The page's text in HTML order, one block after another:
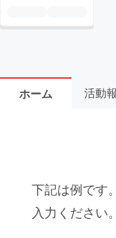
ホーム 活動
下記は例です
入力ください。